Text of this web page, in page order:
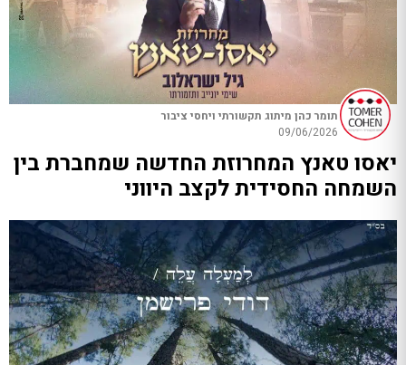
תומר כהן מיתוג תקשורתי ויחסי ציבור
09/06/2026
יאסו טאנץ המחרוזת החדשה שמחברת בין
השמחה החסידית לקצב היווני